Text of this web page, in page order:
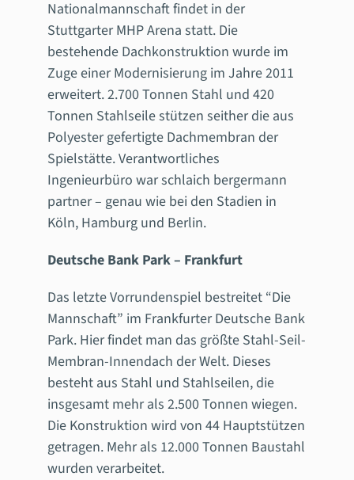
Nationalmannschaft findet in der
Stuttgarter MHP Arena statt. Die
bestehende Dachkonstruktion wurde im
Zuge einer Modernisierung im Jahre 2011
erweitert. 2.700 Tonnen Stahl und 420
Tonnen Stahlseile stützen seither die aus
Polyester gefertigte Dachmembran der
Spielstätte. Verantwortliches
Ingenieurbüro war schlaich bergermann
partner – genau wie bei den Stadien in
Köln, Hamburg und Berlin.
Deutsche Bank Park – Frankfurt
Das letzte Vorrundenspiel bestreitet “Die
Mannschaft” im Frankfurter Deutsche Bank
Park. Hier findet man das größte Stahl-Seil-
Membran-Innendach der Welt. Dieses
besteht aus Stahl und Stahlseilen, die
insgesamt mehr als 2.500 Tonnen wiegen.
Die Konstruktion wird von 44 Hauptstützen
getragen. Mehr als 12.000 Tonnen Baustahl
wurden verarbeitet.